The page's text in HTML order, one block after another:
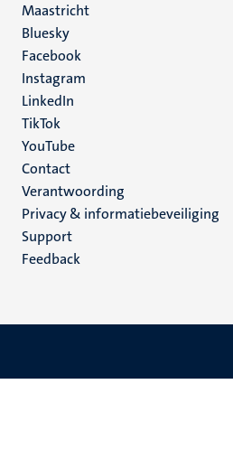
Maastricht
Social
media
Bluesky
Facebook
Instagram
LinkedIn
TikTok
YouTube
Menu
footer
(NL)
Contact
Verantwoording
Privacy & informatiebeveiliging
Support
Feedback